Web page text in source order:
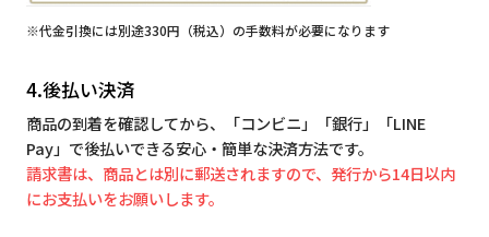
※代金引換には別途330円（税込）の手数料が必要になります
4.後払い決済
商品の到着を確認してから、「コンビニ」「銀行」「LINE
Pay」で後払いできる安心・簡単な決済方法です。
請求書は、商品とは別に郵送されますので、発行から14日以内
にお支払いをお願いします。